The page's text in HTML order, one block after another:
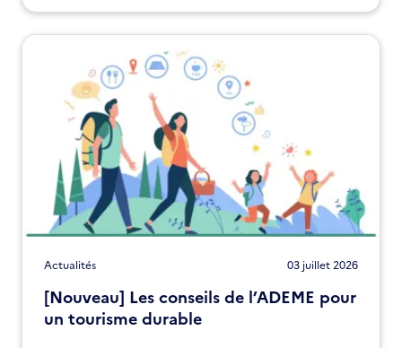
Actualités 03 juillet 2026
[Nouveau] Les conseils de l’ADEME pour
un tourisme durable